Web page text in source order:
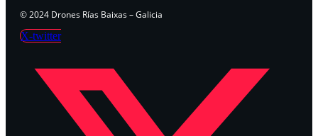
© 2024 Drones Rías Baixas – Galicia
X-twitter